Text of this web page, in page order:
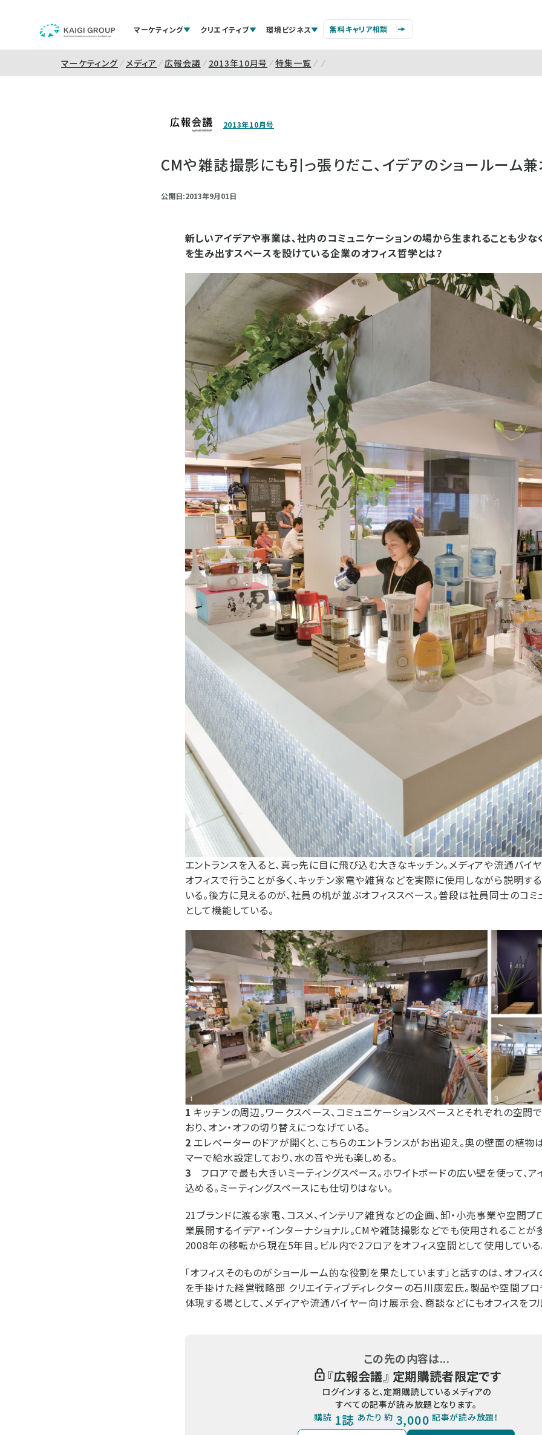
マーケティング クリエイティブ 環境ビジネス 無料キャリア相談
マーケティング メディア 広報会議 2013年10月号 特集一覧
2013年10月号
CMや雑誌撮影にも引っ張りだこ、イデアのショールーム兼
公開日:2013年9月01日
新しいアイデアや事業は、社内のコミュニケーションの場から生まれることも少な
を生み出すスペースを設けている企業のオフィス哲学とは？
エントランスを入ると、真っ先に目に飛び込む大きなキッチン。メディアや流通バ
オフィスで行うことが多く、キッチン家電や雑貨などを実際に使用しながら説明す
いる。後方に見えるのが、社員の机が並ぶオフィススペース。普段は社員同士のコ
として機能している。
1 キッチンの周辺。ワークスペース、コミュニケーションスペースとそれぞれの空間
おり、オン・オフの切り替えにつなげている。
2 エレベーターのドアが開くと、こちらのエントランスがお出迎え。奥の壁面の植物
マーで給水設定しており、水の音や光も楽しめる。
3 フロアで最も大きいミーティングスペース。ホワイトボードの広い壁を使って、
込める。ミーティングスペースにも仕切りはない。
21ブランドに渡る家電、コスメ、インテリア雑貨などの企画、卸・小売事業や空間
業展開するイデア・インターナショナル。CMや雑誌撮影などでも使用されることが
2008年の移転から現在5年目。ビル内で2フロアをオフィス空間として使用している
「オフィスそのものがショールーム的な役割を果たしています」と話すのは、オフィ
を手掛けた経営戦略部 クリエイティブディレクターの石川康宏氏。製品や空間プ
体現する場として、メディアや流通バイヤー向け展示会、商談などにもオフィスをフ
この先の内容は...
『広報会議』 定期購読者限定です
ログインすると、定期購読しているメディアの
すべての記事が読み放題となります。
購読 1誌 あたり 約 3,000 記事が読み放題！